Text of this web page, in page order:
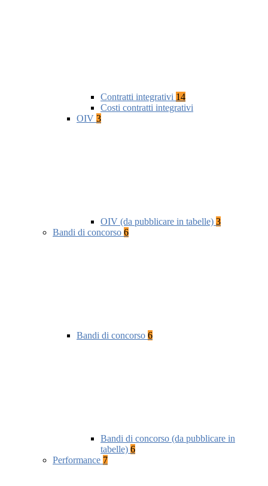
Contratti integrativi 14
Costi contratti integrativi
OIV 3
OIV (da pubblicare in tabelle) 3
Bandi di concorso 6
Bandi di concorso 6
Bandi di concorso (da pubblicare in
tabelle) 6
Performance 7